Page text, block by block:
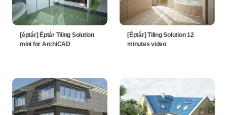
[éptár] Éptár Tiling Solution
mini for ArchiCAD
[Éptár] Tiling Solution 12
minutes video